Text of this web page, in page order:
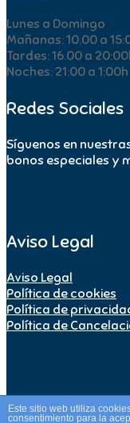
Lunes a Domingo
Mañanas: 10.00 a
Tardes: 16.00 a
Noches: 21:00 a 1:00h
Redes Sociales
Síguenos en
bonos especiales y
Aviso Legal
Aviso Legal
Política de cookies
Política de
Política de
Este sitio web utiliza
consentimiento para la